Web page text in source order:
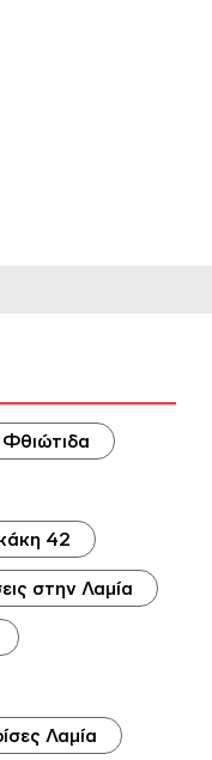
Φθιώτιδα
42
στην Λαμία
Λαμία